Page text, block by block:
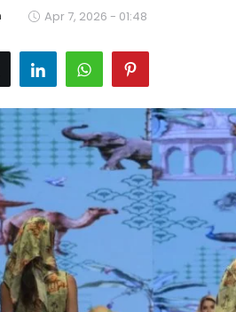
Apr 7, 2026 - 01:48